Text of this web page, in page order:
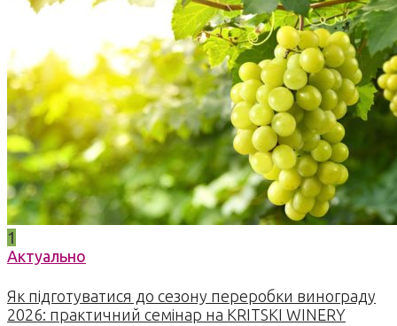
1
Актуально
Як підготуватися до сезону переробки винограду
2026: практичний семінар на KRITSKI WINERY